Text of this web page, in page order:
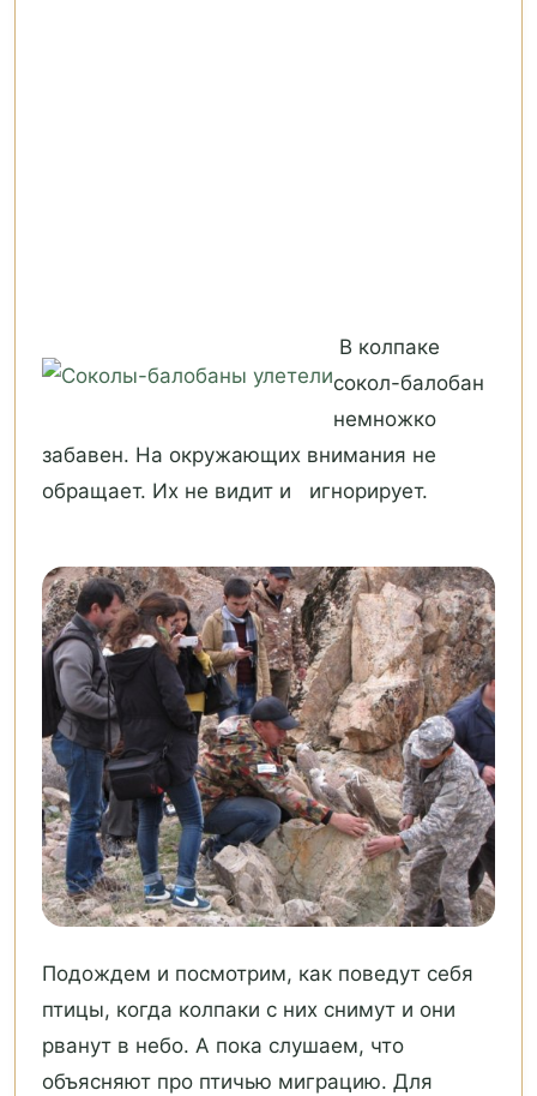
В колпаке
сокол-балобан
немножко
забавен. На окружающих внимания не
обращает. Их не видит и игнорирует.
Подождем и посмотрим, как поведут себя
птицы, когда колпаки с них снимут и они
рванут в небо. А пока слушаем, что
объясняют про птичью миграцию. Для